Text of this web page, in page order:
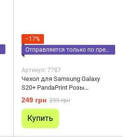
−17%
Отправляется только по предоплате
Артикул: 7787
Чехол для Samsung Galaxy
S20+ PandaPrint Розы
карандашом цветы
249 грн 299 грн
Купить